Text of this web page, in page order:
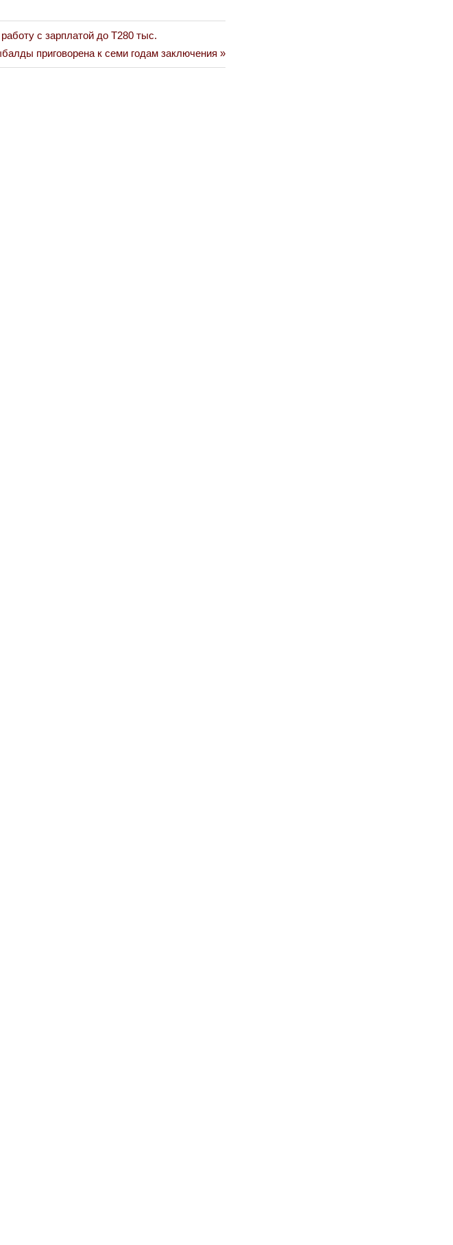
с зарплатой до Т280 тыс.
приговорена к семи годам заключения